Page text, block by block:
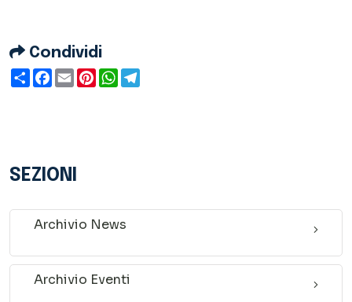
Condividi
Condividi
Facebook
EmailPinterest
WhatsApp
SEZIONI
Archivio News
Archivio Eventi